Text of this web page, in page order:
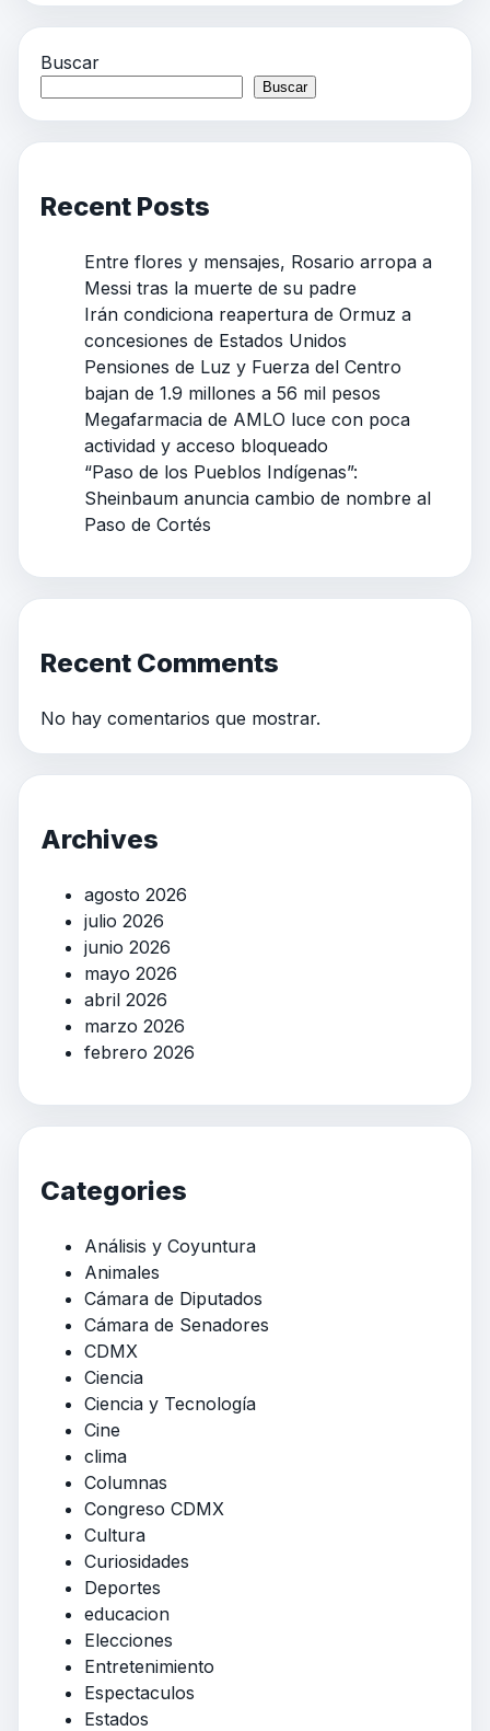
Buscar
Buscar
Recent Posts
Entre flores y mensajes, Rosario arropa a
Messi tras la muerte de su padre
Irán condiciona reapertura de Ormuz a
concesiones de Estados Unidos
Pensiones de Luz y Fuerza del Centro
bajan de 1.9 millones a 56 mil pesos
Megafarmacia de AMLO luce con poca
actividad y acceso bloqueado
“Paso de los Pueblos Indígenas”:
Sheinbaum anuncia cambio de nombre al
Paso de Cortés
Recent Comments
No hay comentarios que mostrar.
Archives
agosto 2026
julio 2026
junio 2026
mayo 2026
abril 2026
marzo 2026
febrero 2026
Categories
Análisis y Coyuntura
Animales
Cámara de Diputados
Cámara de Senadores
CDMX
Ciencia
Ciencia y Tecnología
Cine
clima
Columnas
Congreso CDMX
Cultura
Curiosidades
Deportes
educacion
Elecciones
Entretenimiento
Espectaculos
Estados